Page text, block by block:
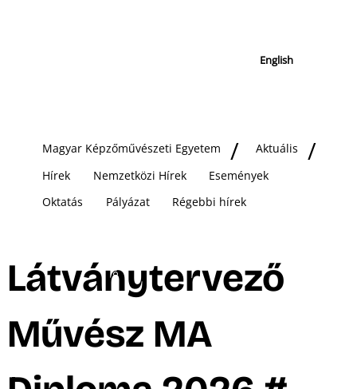
English
Magyar Képzőművészeti Egyetem
Aktuális
Hírek
Nemzetközi Hírek
Események
Oktatás
Pályázat Régebbi hírek
Látványtervező
Művész MA